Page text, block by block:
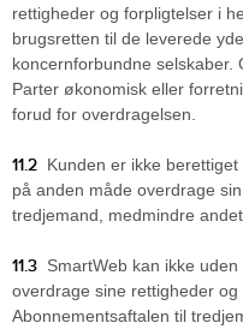
rettigheder og forpligtelser i
brugsretten til de leverede
koncernforbundne selskaber.
Parter økonomisk eller
forud for overdragelsen.
11.2 Kunden er ikke
på anden måde overdrage
tredjemand, medmindre
11.3 SmartWeb kan ikke
overdrage sine rettigheder
Abonnementsaftalen til